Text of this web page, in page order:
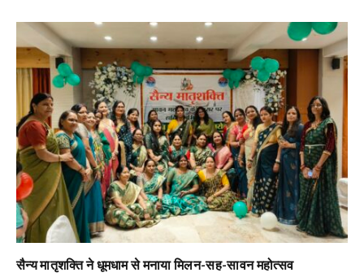
सैन्य मातृशक्ति ने धूमधाम से मनाया मिलन-सह-सावन महोत्सव